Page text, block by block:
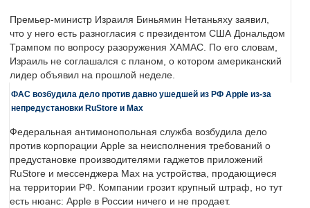
Премьер-министр Израиля Биньямин Нетаньяху заявил,
что у него есть разногласия с президентом США Дональдом
Трампом по вопросу разоружения ХАМАС. По его словам,
Израиль не соглашался с планом, о котором американский
лидер объявил на прошлой неделе.
ФАС возбудила дело против давно ушедшей из РФ Apple из-за
непредустановки RuStore и Max
Федеральная антимонопольная служба возбудила дело
против корпорации Apple за неисполнения требований о
предустановке производителями гаджетов приложений
RuStore и мессенджера Max на устройства, продающиеся
на территории РФ. Компании грозит крупный штраф, но тут
есть нюанс: Apple в России ничего и не продает.